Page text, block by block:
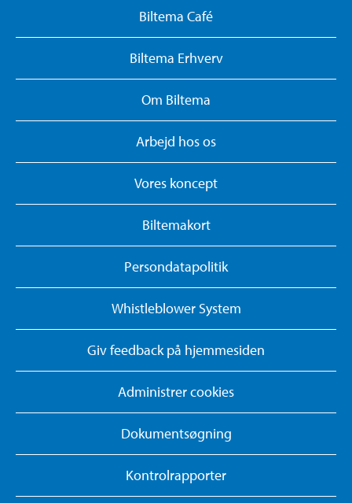
Biltema Café
Biltema Erhverv
Om Biltema
Arbejd hos os
Vores koncept
Biltemakort
Persondatapolitik
Whistleblower System
Giv feedback på hjemmesiden
Administrer cookies
Dokumentsøgning
Kontrolrapporter